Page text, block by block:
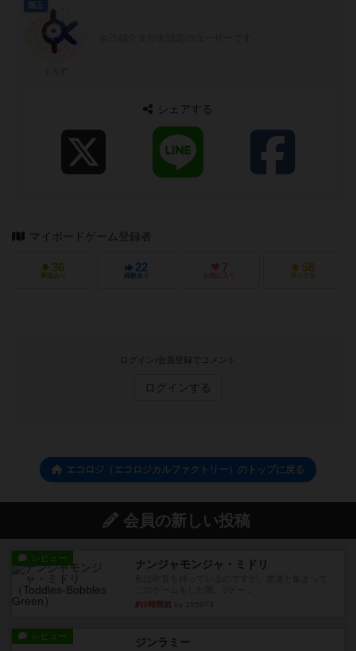
国王
シェアする
マイボードゲーム登録者
36
興味あり
22
経験あり
7
お気に入り
58
持ってる
ログイン/会員登録でコメント
ログインする
エコロジ（エコロジカルファクトリー）のトップに戻る
会員の新しい投稿
レビュー ナンジャモンジャ・ミドリ
約3時間前
レビュー ジンラミー